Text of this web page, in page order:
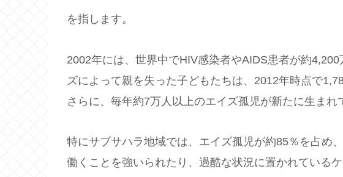
を指します。
2002年には、世界中でHIV感染者やAIDS患者が約
ズによって親を失った子どもたちは、2012年時点で
さらに、毎年約7万人以上のエイズ孤児が新たに生まれ
特にサブサハラ地域では、エイズ孤児が約85％を占め
働くことを強いられたり、過酷な状況に置かれている